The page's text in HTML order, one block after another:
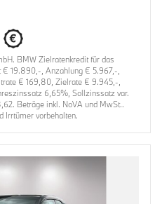
BMW Zielratenkredit für das
€ 19.890,-, Anzahlung € 5.967,-,
€ 169,80, Zielrate € 9.945,-,
6,65%, Sollzinssatz var.
Beträge inkl. NoVA und MwSt..
Irrtümer vorbehalten.